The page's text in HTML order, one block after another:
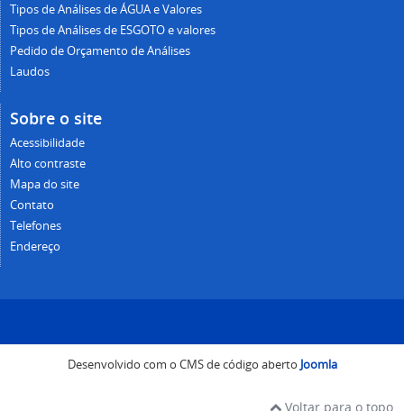
Tipos de Análises de ÁGUA e Valores
Tipos de Análises de ESGOTO e valores
Pedido de Orçamento de Análises
Laudos
Sobre o site
Acessibilidade
Alto contraste
Mapa do site
Contato
Telefones
Endereço
Desenvolvido com o CMS de código aberto Joomla
Voltar para o topo